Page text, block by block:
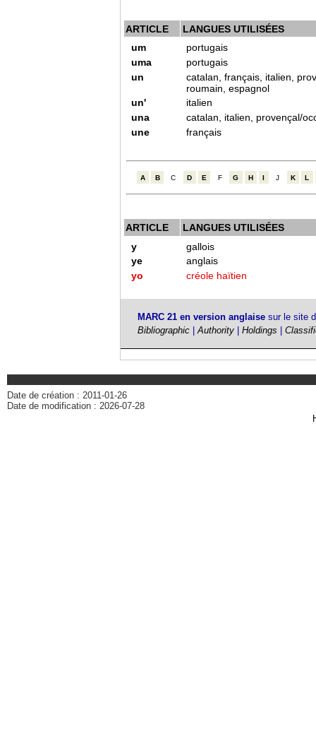
ARTICLE
LANGUES UTILISÉES
um
portugais
uma
portugais
un
catalan, français, italien,
roumain, espagnol
un'
italien
una
catalan, italien, provençal/
une
français
A B C D E F G H I J K L
ARTICLE
LANGUES UTILISÉES
y
gallois
ye
anglais
yo
créole haïtien
MARC 21 en version anglaisesur le site
Bibliographic|Authority| Holdings
Date de création : 2011-01-26
Date de modification : 2026-07-28